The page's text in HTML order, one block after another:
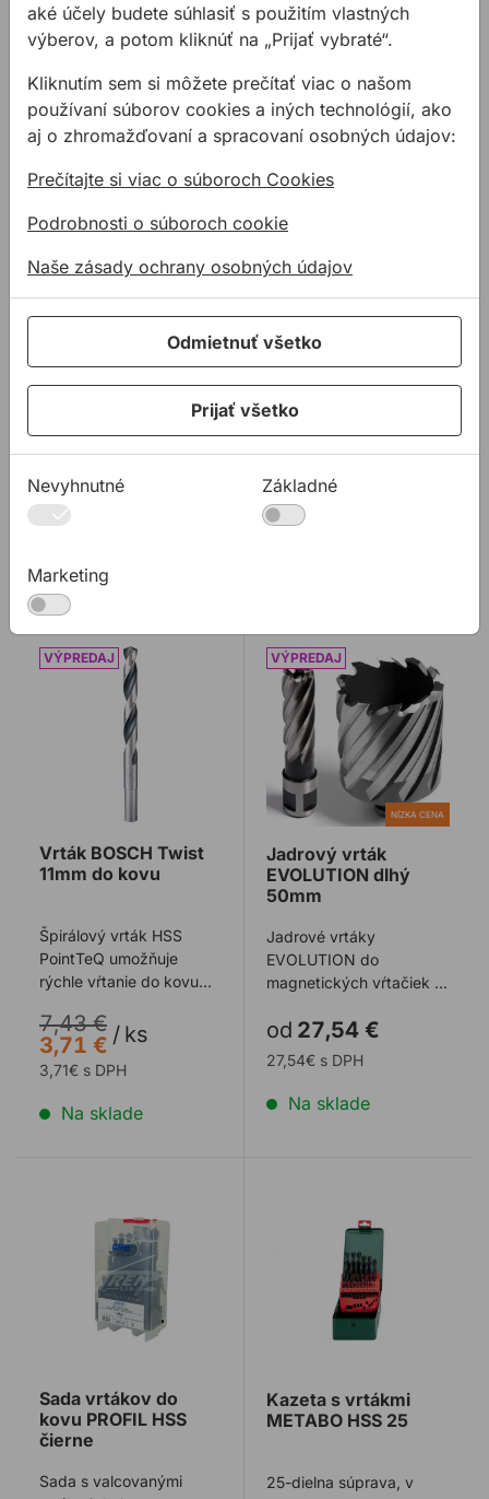
Na sklade Na sklade
Sada 50mm jadrových vrtákov EVOLUTION CYCLONE
Sada 50mm
CYCLONE
Prémiová sada jadrových
12mm, 14mm, 16mm,
18mm, 20mm a 22mm v
230,86 €
115,43 €
115,43€ s DPH
Na sklade
Jadrový vrták
25mm
Jadrové vrtáky
EVOLUTION do
magnetických vŕtačiek s
dĺžkou 25 mm a
upínaním Weldon 19
vyrobené z rýc ...
od 19,07 €
12,71 €
12,71€ s DPH
Vrták BOSCH Twist 11mm do kovu
Vrták BOSCH Twist
11mm do kovu
Špirálový vrták HSS
PointTeQ umožňuje
rýchle vŕtanie do kovu
PointTeQ
7,43 €
3,71 € / ks
3,71€ s DPH
Na sklade
Jadrový vrták
NÍZKA CENA
Jadrový vrták
EVOLUTION dlhý
50mm
Jadrové vrtáky
EVOLUTION do
magnetických vŕtačiek s
upínaním Weldon 19
vyrobené z rýc ...
od 27,54 €
27,54€ s DPH
Na sklade
Sada vrtákov do
kovu PROFIL HSS
čierne
Sada s valcovanými
Kazeta s vrtákmi
METABO HSS 25
25-dielna súprava, v
aké účely budete súhlasiť s použitím vlastných
výberov, a potom kliknúť na „Prijať vybraté“.
Kliknutím sem si môžete prečítať viac o našom
používaní súborov cookies a iných technológií, ako
aj o zhromažďovaní a spracovaní osobných údajov:
Prečítajte si viac o súboroch Cookies
Podrobnosti o súboroch cookie
Naše zásady ochrany osobných údajov
Odmietnuť všetko
Prijať všetko
Nevyhnutné Základné
Marketing